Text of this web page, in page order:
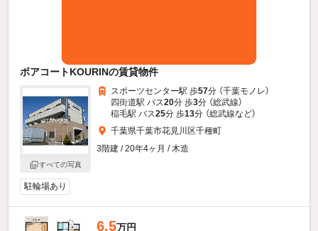
ボアコートKOURINの賃貸物件
すべての写真
スポーツセンター駅 歩57分 （千葉モノレ）
四街道駅 バス20分 歩3分 （総武線）
稲毛駅 バス25分 歩13分 （総武線など）
千葉県千葉市花見川区千種町
3階建 / 20年4ヶ月 / 木造
駐輪場あり
6.5万円